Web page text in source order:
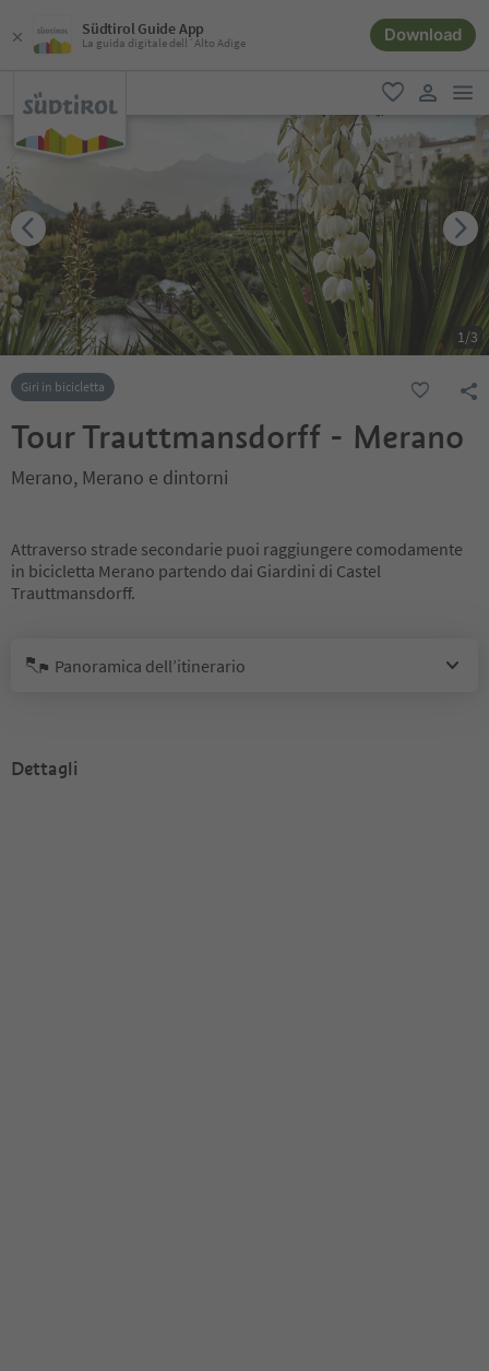
Südtirol Guide App
La guida digitale dell´Alto Adige Download
favoriti
user link
1/3
Giri in bicicletta
Tour Trauttmansdorff - Merano
Merano, Merano e dintorni
Attraverso strade secondarie puoi raggiungere comodamente
in bicicletta Merano partendo dai Giardini di Castel
Trauttmansdorff.
Panoramica dell’itinerario
Dettagli